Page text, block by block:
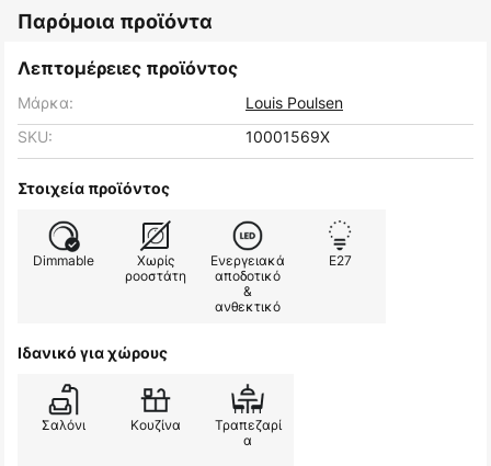
Παρόμοια προϊόντα
Λεπτομέρειες προϊόντος
Μάρκα:
Louis Poulsen
SKU:
10001569X
Στοιχεία προϊόντος
Dimmable
Χωρίς
ροοστάτη
Ενεργειακά
αποδοτικό
&
ανθεκτικό
E27
Ιδανικό για χώρους
Σαλόνι Κουζίνα
Τραπεζαρί
α